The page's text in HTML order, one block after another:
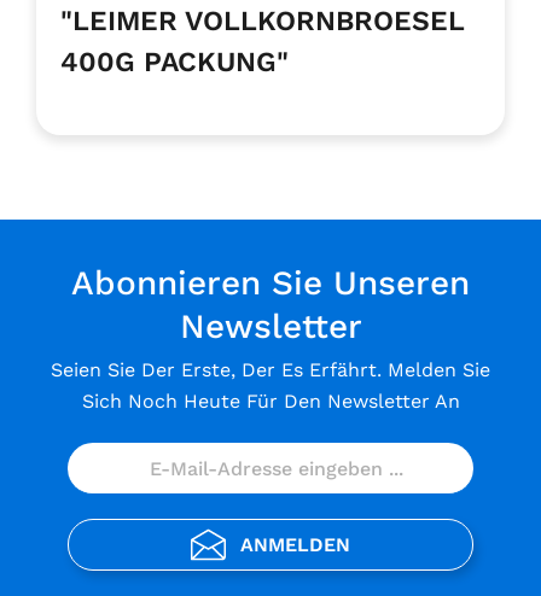
"LEIMER VOLLKORNBROESEL
400G PACKUNG"
Abonnieren Sie Unseren
Newsletter
Seien Sie Der Erste, Der Es Erfährt. Melden Sie
Sich Noch Heute Für Den Newsletter An
ANMELDEN